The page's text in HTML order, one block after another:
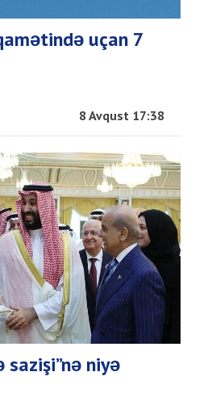
uçan 7
8 Avqust 17:38
sazişi”nə niyə